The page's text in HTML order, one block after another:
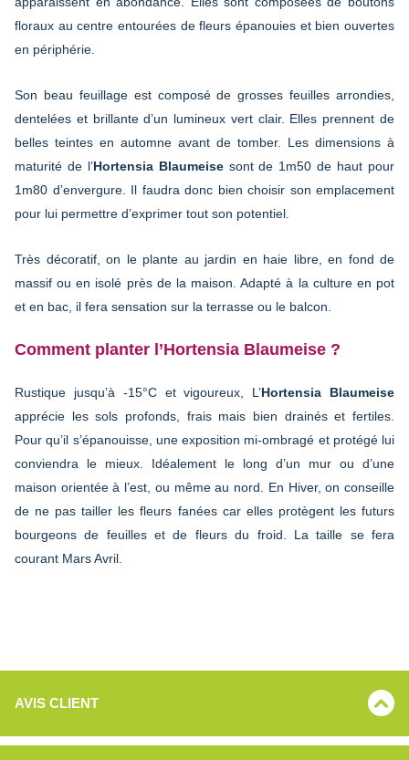
floraux au centre entourées de fleurs épanouies et bien ouvertes
en périphérie.
Son beau feuillage est composé de grosses feuilles arrondies,
dentelées et brillante d’un lumineux vert clair. Elles prennent de
belles teintes en automne avant de tomber. Les dimensions à
maturité de l’Hortensia Blaumeisesont de 1m50 de haut pour
1m80 d’envergure. Il faudra donc bien choisir son emplacement
pour lui permettre d’exprimer tout son potentiel.
Très décoratif, on le plante au jardin en haie libre, en fond de
massif ou en isolé près de la maison. Adapté à la culture en pot
et en bac, il fera sensation sur la terrasse ou le balcon.
Comment planter l’Hortensia Blaumeise ?
Rustique jusqu’à -15°C et vigoureux, L’Hortensia Blaumeise
apprécie les sols profonds, frais mais bien drainés et fertiles.
Pour qu’il s’épanouisse, une exposition mi-ombragé et protégé lui
conviendra le mieux. Idéalement le long d’un mur ou d’une
maison orientée à l’est, ou même au nord. En Hiver, on conseille
de ne pas tailler les fleurs fanées car elles protègent les futurs
bourgeons de feuilles et de fleurs du froid. La taille se fera
courant Mars Avril.
AVIS CLIENT